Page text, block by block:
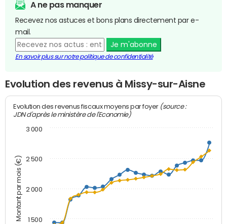
A ne pas manquer
Recevez nos astuces et bons plans directement par e-
mail.
Je m'abonne
En savoir plus sur notre politique de confidentialité
Evolution des revenus à Missy-sur-Aisne
Montant par mois (€)
Evolution des revenus fiscaux moyens par foyer (source :
JDN d'après le ministère de l'Economie)
1 500
2 000
2 500
3 000